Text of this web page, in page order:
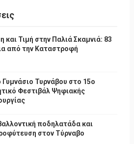
και Τιμή στην Παλιά Σκαμνιά: 83
από την Καταστροφή
Γυμνάσιο Τυρνάβου στο 15ο
Φεστιβάλ Ψηφιακής
ποδηλατάδα και
στον Τύρναβο